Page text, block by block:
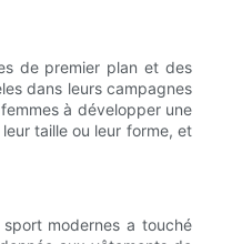
de premier plan et des
dans leurs campagnes
à développer une
taille ou leur forme, et
modernes a touché